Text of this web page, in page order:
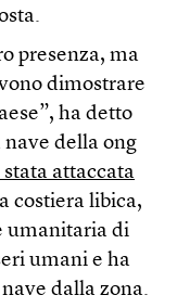
presenza, ma
dimostrare
ha detto
nave della ong
stata attaccata
costiera libica,
umanitaria di
umani e ha
dalla zona.